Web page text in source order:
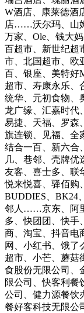
W酒店、康莱德酒
店……沃尔玛、山
万家、Ole、钱大
百超市、新世纪超
市、北国超市、欧
百、银座、美特好
超市、寿康永乐、
统华、元初食物、
龙广缘、汇嘉时代
易捷、天福、罗森
旗连锁、见福、全
结合一百、新六合
几、巷邻、壳牌优
友客、喜士多、联
悦来悦喜、驿佰购
BUDDIES、BK24
邻人……京东、阿
多、快团团、快手
商、淘宝、抖音电
网、小红书、饿了
超市、小芒、蘑
食股份无限公司、
限公司、快客利餐
公司、健力源餐饮
餐好客科技无限公